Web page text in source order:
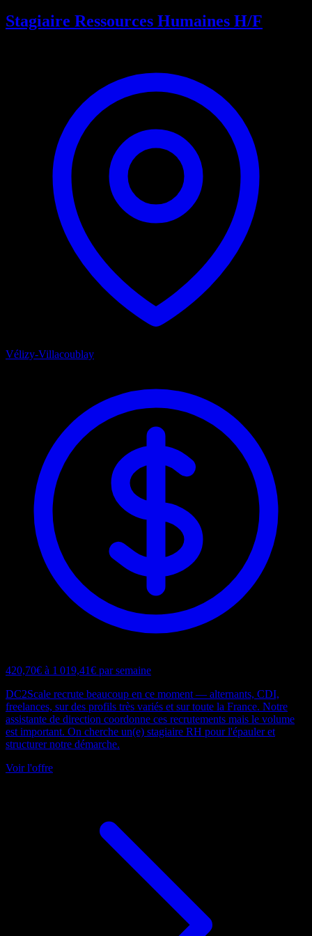
Stagiaire Ressources Humaines H/F
Vélizy-Villacoublay
420,70€ à 1 019,41€ par semaine
DC2Scale recrute beaucoup en ce moment — alternants, CDI,
freelances, sur des profils très variés et sur toute la France. Notre
assistante de direction coordonne ces recrutements mais le volume
est important. On cherche un(e) stagiaire RH pour l'épauler et
structurer notre démarche.
Voir l'offre